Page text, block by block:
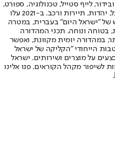
לייף סטייל, טכנולוגיה, ספורט,
כלכלה וצרכנות, בריאות, חיילים, אוכל, יהדות, תיירות ורכב. ב-2021 עלו
של "ישראל היום" בעברית, במטרה
בטוחה ונוחה. תכני המהדורה
במהדורה יומית מקוונת, ואפשר
הייחודי "הקליקה של ישראל
על מוצרים ושירותים. ישראל
לשיפור מקהל הקוראים. פנו אלינו